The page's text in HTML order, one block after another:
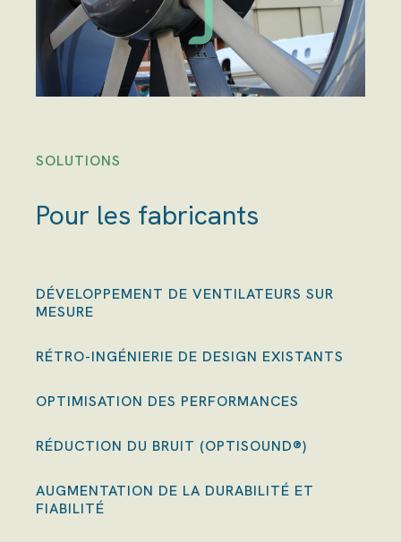
SOLUTIONS
Pour les fabricants
DÉVELOPPEMENT DE VENTILATEURS SUR
MESURE
RÉTRO-INGÉNIERIE DE DESIGN EXISTANTS
OPTIMISATION DES PERFORMANCES
RÉDUCTION DU BRUIT (OPTISOUND®)
AUGMENTATION DE LA DURABILITÉ ET
FIABILITÉ